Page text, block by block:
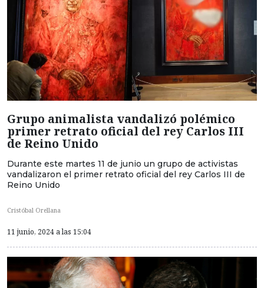
Grupo animalista vandalizó polémico
primer retrato oficial del rey Carlos III
de Reino Unido
Durante este martes 11 de junio un grupo de activistas
vandalizaron el primer retrato oficial del rey Carlos III de
Reino Unido
Cristóbal Orellana
11 junio, 2024 a las 15:04